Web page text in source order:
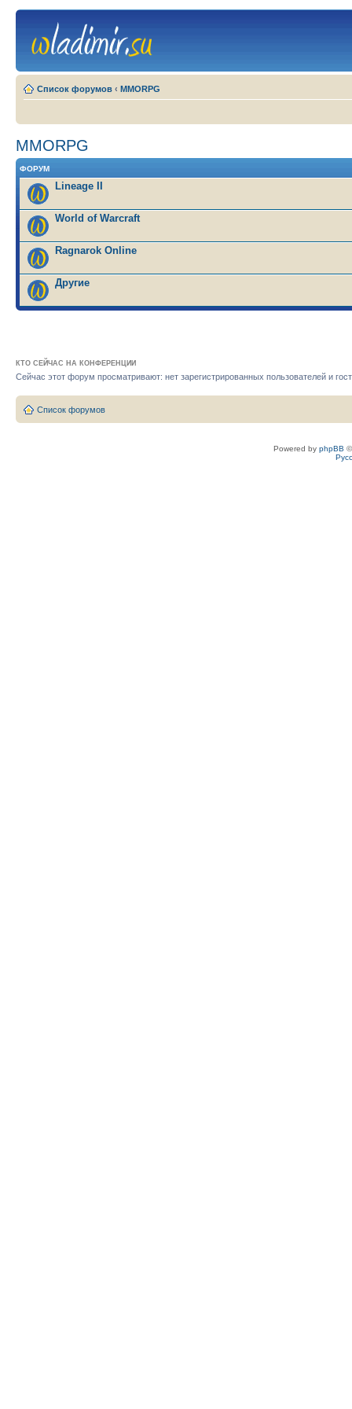
Список форумов ‹ MMORPG
MMORPG
ФОРУМ
Lineage II
World of Warcraft
Ragnarok Online
Другие
КТО СЕЙЧАС НА КОНФЕРЕНЦИИ
Сейчас этот форум просматривают: нет зарегистрированных пользователей и
Список форумов
Powered by phpBB